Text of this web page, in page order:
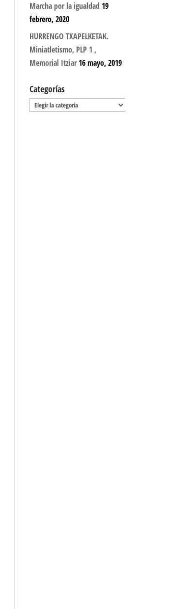
Marcha por la igualdad 19
febrero, 2020
HURRENGO TXAPELKETAK.
Miniatletismo, PLP 1 ,
Memorial Itziar 16 mayo, 2019
Categorías
Categorías